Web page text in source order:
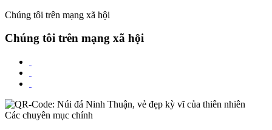
Chúng tôi trên mạng xã hội
Chúng tôi trên mạng xã hội
Các chuyên mục chính